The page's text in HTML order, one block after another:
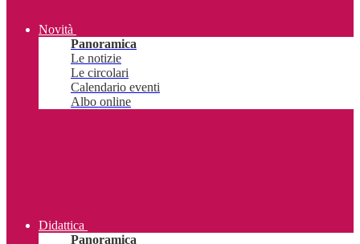
Novità
Panoramica
Le notizie
Le circolari
Calendario eventi
Albo online
Didattica
Panoramica